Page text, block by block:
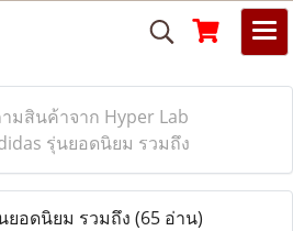
มสินค้าจาก Hyper Lab
รุ่นยอดนิยม รวมถึง
ยอดนิยม รวมถึง (65 อ่าน)